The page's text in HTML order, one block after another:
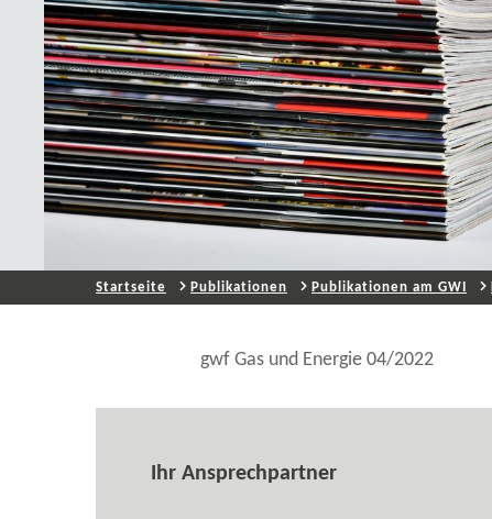
Startseite Publikationen Publikationen am GWI
gwf Gas und Energie 04/2022
Ihr Ansprechpartner